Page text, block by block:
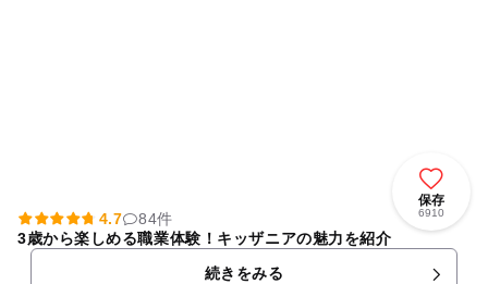
保存
6910
4.7
84件
3歳から楽しめる職業体験！キッザニアの魅力を紹介
続きをみる